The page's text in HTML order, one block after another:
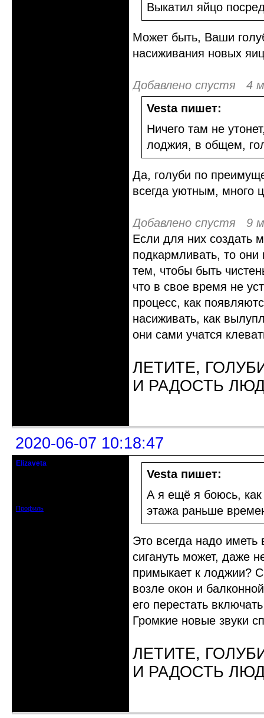
Выкатил яйцо
Может быть, Ваши
насиживания новых
Добавлено спустя 4
Vesta пишет:
Ничего там не
лоджия, в общем,
Да, голуби по
всегда уютным, много
Добавлено спустя 9
Если для них создать
подкармливать, то они
тем, чтобы быть
что в свое время не
процесс, как
насиживать, как
они сами учатся
ЛЕТИТЕ,
И РАДОСТЬ
2020-06-07 10:18:47
Elizaveta
Профиль
Vesta пишет:
А я ещё я боюсь, как
этажа раньше
Это всегда надо иметь
сигануть может, даже
примыкает к лоджии?
возле окон и
его перестать
Громкие новые звуки
ЛЕТИТЕ,
И РАДОСТЬ